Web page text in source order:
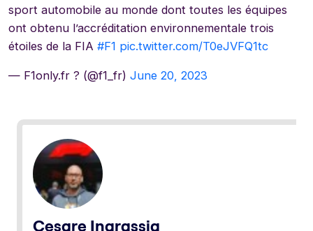
sport automobile au monde dont toutes les équipes
ont obtenu l’accréditation environnementale trois
étoiles de la FIA #F1 pic.twitter.com/T0eJVFQ1tc
— F1only.fr ? (@f1_fr) June 20, 2023
Cesare Ingrassia